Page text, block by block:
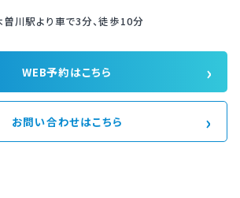
川駅より車で3分、徒歩10分
WEB予約はこちら ›
お問い合わせはこちら ›